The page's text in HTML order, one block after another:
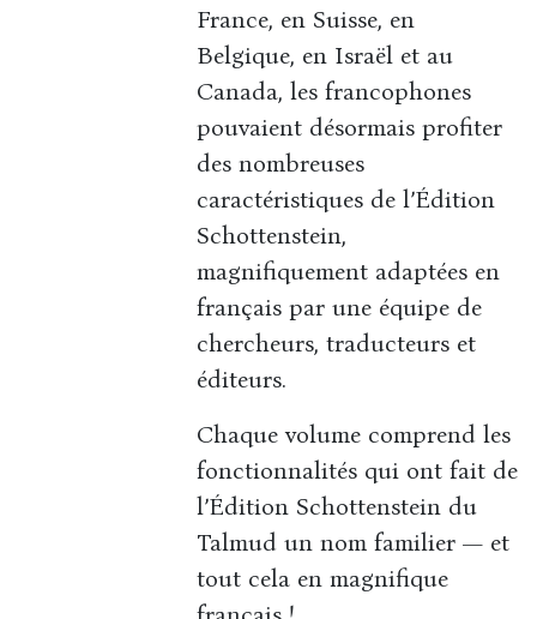
France, en Suisse, en
Belgique, en Israël et au
Canada, les francophones
pouvaient désormais profiter
des nombreuses
caractéristiques de l’Édition
Schottenstein,
magnifiquement adaptées en
français par une équipe de
chercheurs, traducteurs et
éditeurs.
Chaque volume comprend les
fonctionnalités qui ont fait de
l’Édition Schottenstein du
Talmud un nom familier — et
tout cela en magnifique